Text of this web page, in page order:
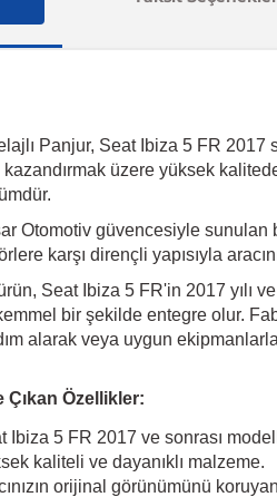
Panjur, Seat Ibiza 5 FR 2017
kazandırmak üzere yüksek
Otomotiv güvencesiyle sunulan
karşı dirençli yapısıyla
Seat Ibiza 5 FR'in 2017 yılı
bir şekilde entegre olur.
alarak veya uygun
Çıkan Özellikler:
Ibiza 5 FR 2017 ve sonrası
kaliteli ve dayanıklı malzeme.
orijinal görünümünü